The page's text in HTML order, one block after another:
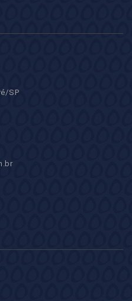
SP